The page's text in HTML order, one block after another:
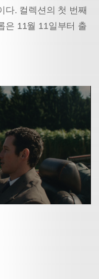
다. 컬렉션의 첫 번째
은 11월 11일부터 출